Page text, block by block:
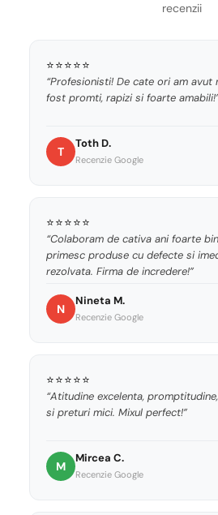
recenzii
⭐⭐⭐⭐⭐
“Profesionisti! De cate ori am
fost promti, rapizi si foarte
T
Toth D.
Recenzie Google
⭐⭐⭐⭐⭐
“Colaboram de cativa ani foarte
primesc produse cu defecte si
rezolvata. Firma de incredere!”
N
Nineta M.
Recenzie Google
⭐⭐⭐⭐⭐
“Atitudine excelenta,
si preturi mici. Mixul perfect!”
M
Mircea C.
Recenzie Google